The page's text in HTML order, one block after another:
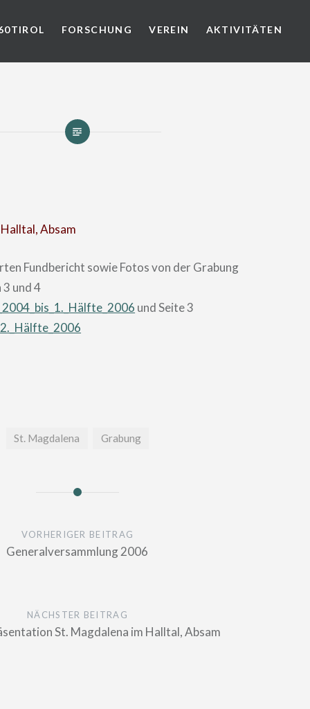
FORSCHUNG VEREIN AKTIVITÄTEN
Absam
Fundbericht sowie Fotos von der Grabung
3 und 4
und Seite 3
St. Magdalena Grabung
VORHERIGER BEITRAG
Generalversammlung 2006
NÄCHSTER BEITRAG
St. Magdalena im Halltal, Absam